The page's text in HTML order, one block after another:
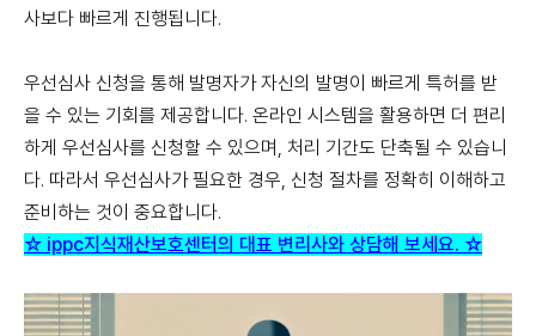
사보다 빠르게 진행됩니다.
우선심사 신청을 통해 발명자가 자신의 발명이 빠르게 특허를 받
을 수 있는 기회를 제공합니다. 온라인 시스템을 활용하면 더 편리
하게 우선심사를 신청할 수 있으며, 처리 기간도 단축될 수 있습니
다. 따라서 우선심사가 필요한 경우, 신청 절차를 정확히 이해하고
준비하는 것이 중요합니다.
☆ ippc지식재산보호센터의 대표 변리사와 상담해 보세요. ☆